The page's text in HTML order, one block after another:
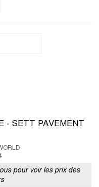
- SETT PAVEMENT
pour voir les prix des